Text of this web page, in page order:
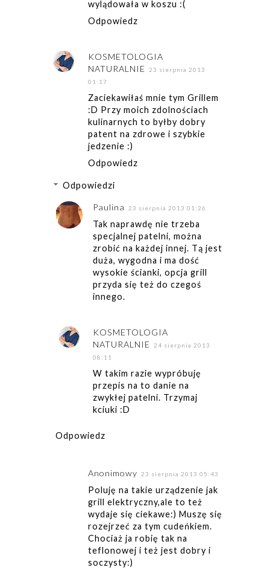
wylądowała w koszu :(
Odpowiedz
KOSMETOLOGIA
NATURALNIE 23 sierpnia 2013
01:17
Zaciekawiłaś mnie tym Grillem
:D Przy moich zdolnościach
kulinarnych to byłby dobry
patent na zdrowe i szybkie
jedzenie :)
Odpowiedz
Odpowiedzi
Paulina 23 sierpnia 2013 01:26
Tak naprawdę nie trzeba
specjalnej patelni, można
zrobić na każdej innej. Tą jest
duża, wygodna i ma dość
wysokie ścianki, opcja grill
przyda się też do czegoś
innego.
KOSMETOLOGIA
NATURALNIE
24 sierpnia 2013
08:11
W takim razie wypróbuję
przepis na to danie na
zwykłej patelni. Trzymaj
kciuki :D
Odpowiedz
Anonimowy 23 sierpnia 2013 05:43
Poluję na takie urządzenie jak
grill elektryczny,ale to też
wydaje się ciekawe:) Muszę się
rozejrzeć za tym cudeńkiem.
Chociaż ja robię tak na
teflonowej i też jest dobry i
soczysty:)